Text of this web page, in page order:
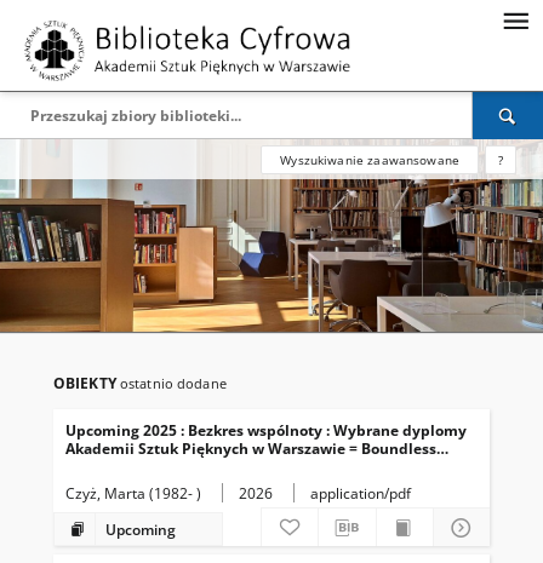
Wyszukiwanie zaawansowane ?
OBIEKTYostatnio dodane
Upcoming 2025 : Bezkres wspólnoty : Wybrane dyplomy
Akademii Sztuk Pięknych w Warszawie = Boundless
Fine Arts in Warsaw
Czyż, Marta (1982- ) 2026
application/pdf
Upcoming